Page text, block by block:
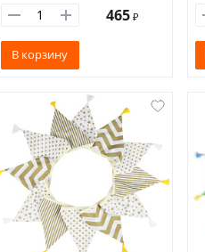
465 ₽
В корзину